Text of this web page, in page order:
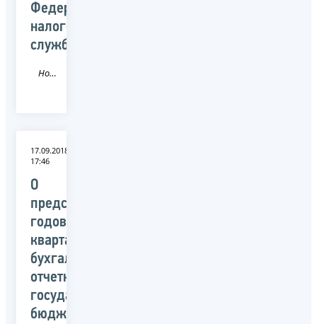
Федеральной
налоговой
службы
Новость
17.09.2018
17:46
О
представлении
годовой,
квартальной
бухгалтерской
отчетности
государственных
бюджетных